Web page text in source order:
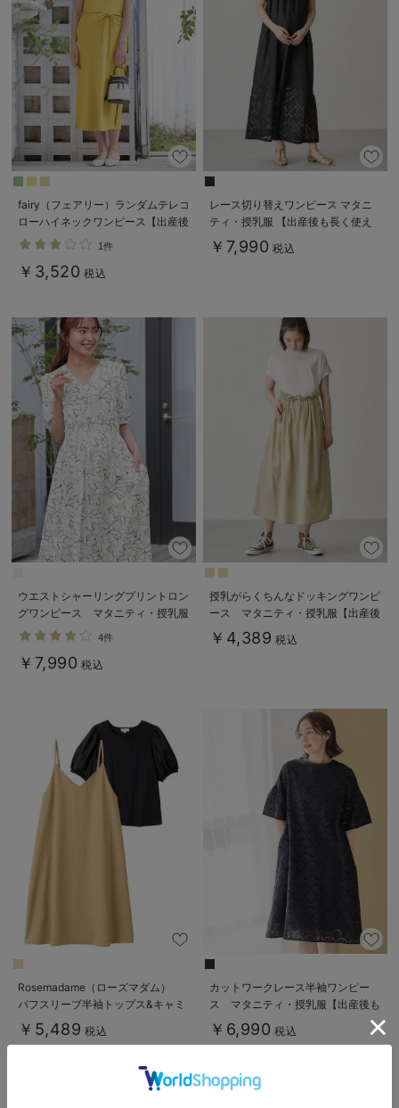
fairy（フェアリー）ランダムテレコ
ローハイネックワンピース【出産後
も長く使える】
1件
￥3,520 税込
レース切り替えワンピース マタニ
ティ・授乳服 【出産後も長く使え
る】
￥7,990 税込
ウエストシャーリングプリントロン
グワンピース マタニティ・授乳服
【出産後も長く使える】
4件
￥7,990 税込
授乳がらくちんなドッキングワンピ
ース マタニティ・授乳服【出産後
も長く使える】Rosemadame（ロ
ーズマダム）
￥4,389 税込
Rosemadame（ローズマダム）
パフスリーブ半袖トップス&キャミ
ワンピセット マタニティ・産後授
乳服【出産後も長く使える】
￥5,489 税込
カットワークレース半袖ワンピー
ス マタニティ・授乳服【出産後も
長く着られる】
￥6,990 税込